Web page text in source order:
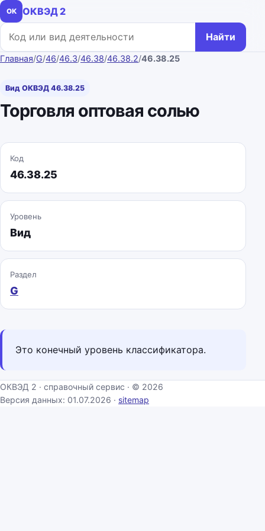
ОК
ОКВЭД 2
Поиск по коду или названию
Найти
Главная/G/46/46.3/46.38/46.38.2/46.38.25
Вид ОКВЭД 46.38.25
Торговля оптовая солью
Код
46.38.25
Уровень
Вид
Раздел
G
Это конечный уровень классификатора.
ОКВЭД 2 · справочный сервис · © 2026
Версия данных: 01.07.2026 · sitemap